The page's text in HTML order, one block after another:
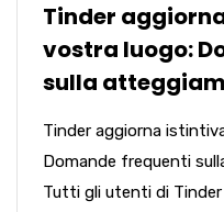
Tinder
vostra luogo:
sulla
Tinder aggiorna
Domande frequenti
Tutti gli utenti di Tinder